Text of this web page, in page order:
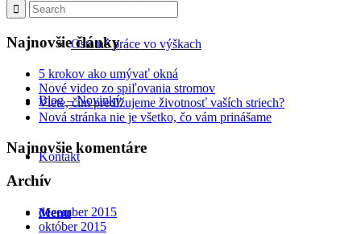
Ostatné práce vo výškach
Blog – Novinky
Kontakt
Menu
Najnovšie články
5 krokov ako umývať okná
Nové video zo spiľovania stromov
Viete, čím predĺžujeme životnosť vaších striech?
Nová stránka nie je všetko, čo vám prinášame
Najnovšie komentáre
Archív
december 2015
október 2015